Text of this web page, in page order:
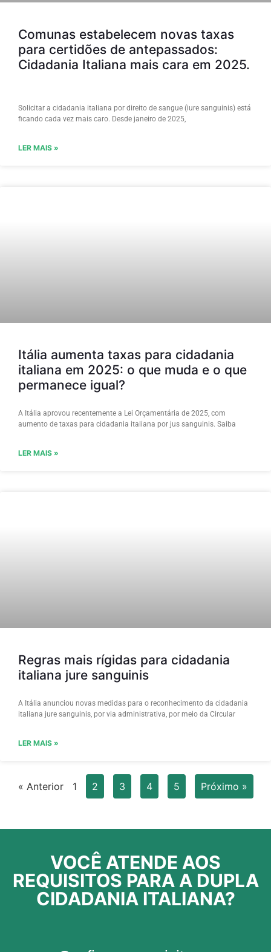
Comunas estabelecem novas taxas
para certidões de antepassados:
Cidadania Italiana mais cara em 2025.
Solicitar a cidadania italiana por direito de sangue (iure sanguinis) está
ficando cada vez mais caro. Desde janeiro de 2025,
LER MAIS »
Itália aumenta taxas para cidadania
italiana em 2025: o que muda e o que
permanece igual?
A Itália aprovou recentemente a Lei Orçamentária de 2025, com
aumento de taxas para cidadania italiana por jus sanguinis. Saiba
LER MAIS »
Regras mais rígidas para cidadania
italiana jure sanguinis
A Itália anunciou novas medidas para o reconhecimento da cidadania
italiana jure sanguinis, por via administrativa, por meio da Circular
LER MAIS »
« Anterior 1 2 3 4 5 Próximo »
VOCÊ ATENDE AOS
REQUISITOS PARA A DUPLA
CIDADANIA ITALIANA?